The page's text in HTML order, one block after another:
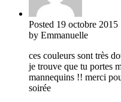
Posted 19 octobre 2015
by Emmanuelle
ces couleurs sont très
je trouve que tu portes
mannequins !! merci
soirée